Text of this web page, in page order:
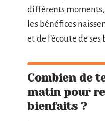
différents moments,
les bénéfices
et de l’écoute de ses
Combien de
matin pour
bienfaits ?